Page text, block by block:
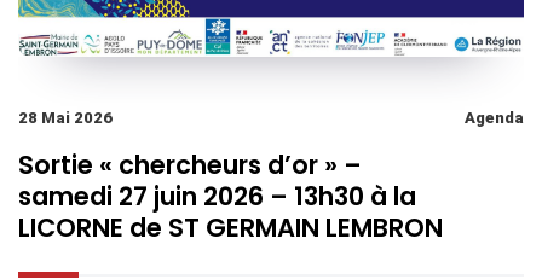
28 Mai 2026 Agenda
Sortie « chercheurs d’or » –
samedi 27 juin 2026 – 13h30 à la
LICORNE de ST GERMAIN LEMBRON